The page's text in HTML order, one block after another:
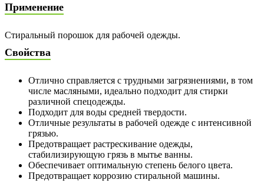
Применение
Стиральный порошок для рабочей одежды.
Свойства
Отлично справляется с трудными загрязнениями, в том
числе масляными, идеально подходит для стирки
различной спецодежды.
Подходит для воды средней твердости.
Отличные результаты в рабочей одежде с интенсивной
грязью.
Предотвращает растрескивание одежды,
стабилизирующую грязь в мытье ванны.
Обеспечивает оптимальную степень белого цвета.
Предотвращает коррозию стиральной машины.